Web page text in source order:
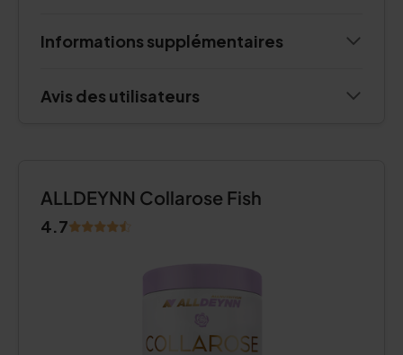
Informations supplémentaires
Avis des utilisateurs
ALLDEYNN Collarose Fish
4.7